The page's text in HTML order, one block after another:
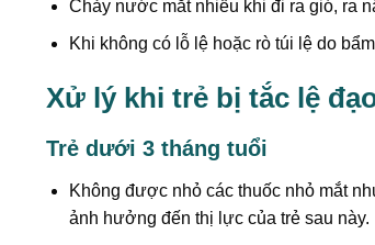
Chảy nước mắt nhiều khi đi ra gió, ra
Khi không có lỗ lệ hoặc rò túi lệ do
Xử lý khi trẻ bị tắc lệ
Trẻ dưới 3 tháng tuổi
Không được nhỏ các thuốc nhỏ mắt
ảnh hưởng đến thị lực của trẻ sau này.